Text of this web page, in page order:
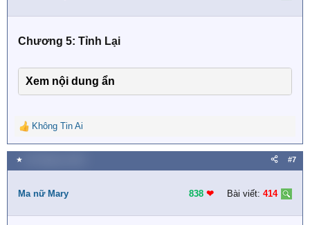
n
:Chương 5: Tỉnh Lại
Xem nội dung ẩn
R
e
a
c
i
n
Không Tin Ai
★ #7
Ma nữ Mary 838 ❤︎ Bài viết: 414